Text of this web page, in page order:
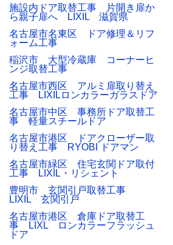
施設内ドア取替工事 片開き扉か
ら親子扉へ LIXIL 滋賀県
名古屋市名東区 ドア修理＆リフ
ォーム工事
稲沢市 大型冷蔵庫 コーナーヒ
ンジ取替工事
名古屋市西区 アルミ扉取り替え
工事 LIXILロンカラーガラスドア
名古屋市中区 事務所ドア取替工
事 軽量スチールドア
名古屋市港区 ドアクローザー取
り替え工事 RYOBI ドアマン
名古屋市緑区 住宅玄関ドア取付
工事 LIXIL・リシェント
豊明市 玄関引戸取替工事
LIXIL 玄関引戸
名古屋市港区 倉庫ドア取替工
事 LIXL ロンカラーフラッシュ
ドア